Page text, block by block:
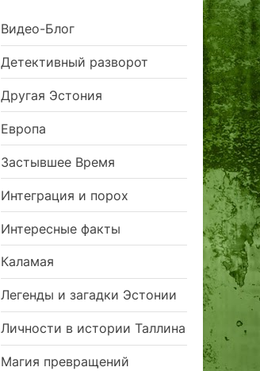
Видео-Блог
Детективный разворот
Другая Эстония
Европа
Застывшее Время
Интеграция и порох
Интересные факты
Каламая
Легенды и загадки Эстонии
Личности в истории Таллина
Магия превращений